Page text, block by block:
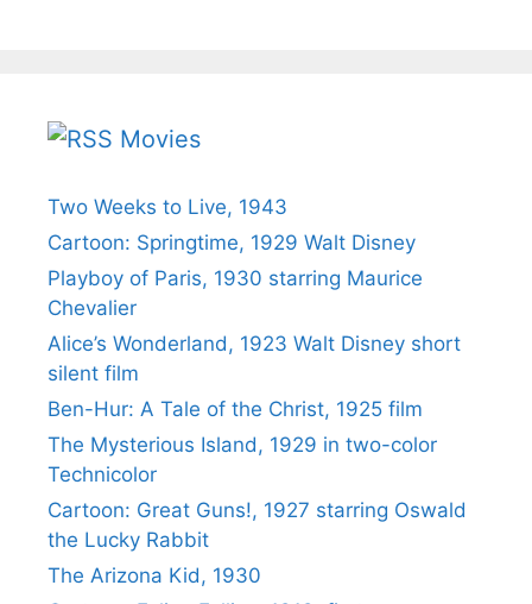
Movies
Two Weeks to Live, 1943
Cartoon: Springtime, 1929 Walt Disney
Playboy of Paris, 1930 starring Maurice
Chevalier
Alice’s Wonderland, 1923 Walt Disney short
silent film
Ben-Hur: A Tale of the Christ, 1925 film
The Mysterious Island, 1929 in two-color
Technicolor
Cartoon: Great Guns!, 1927 starring Oswald
the Lucky Rabbit
The Arizona Kid, 1930